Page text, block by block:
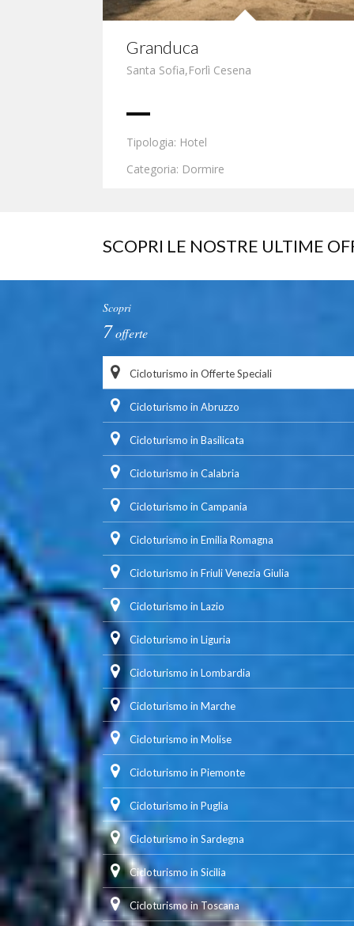
Granduca
Santa Sofia,Forlì Cesena
Tipologia: Hotel
Categoria: Dormire
SCOPRI LE NOSTRE ULTIME
Scopri
7offerte
Cicloturismo in Offerte Speciali
Cicloturismo in Abruzzo
Cicloturismo in Basilicata
Cicloturismo in Calabria
Cicloturismo in Campania
Cicloturismo in Emilia Romagna
Cicloturismo in Friuli Venezia Giulia
Cicloturismo in Lazio
Cicloturismo in Liguria
Cicloturismo in Lombardia
Cicloturismo in Marche
Cicloturismo in Molise
Cicloturismo in Piemonte
Cicloturismo in Puglia
Cicloturismo in Sardegna
Cicloturismo in Sicilia
Cicloturismo in Toscana